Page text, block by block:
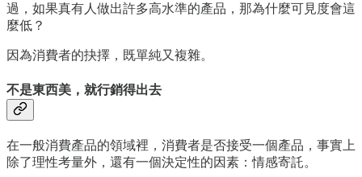
過，如果真有人做出許多高水準的產品，那為什麼可見度會這
麼低？
因為消費者的抉擇，既單純又複雜。
不是東西美，就行銷得出去
在一般消費產品的領域裡，消費者是否接受一個產品，事實上
除了理性考量外，還有一個決定性的因素：情感寄託。